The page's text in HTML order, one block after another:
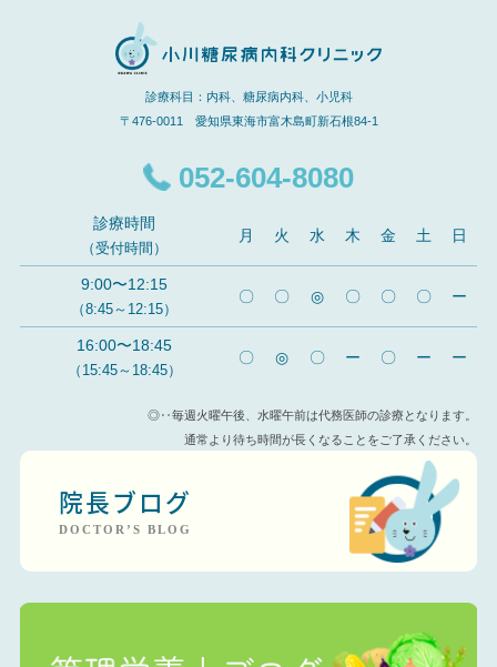
診療科目：内科、糖尿病内科、小児科
〒476-0011 愛知県東海市富木島町新石根84-1
052-604-8080
診療時間
（受付時間）
月 火 水 木 金 土 日
9:00〜12:15
（8:45～12:15）
〇 〇 ◎ 〇 〇 〇 ー
16:00〜18:45
（15:45～18:45）
〇 ◎ 〇 ー 〇 ー ー
◎‥毎週火曜午後、水曜午前は代務医師の診療となります。
通常より待ち時間が長くなることをご了承ください。
院長ブログ
DOCTOR’S BLOG